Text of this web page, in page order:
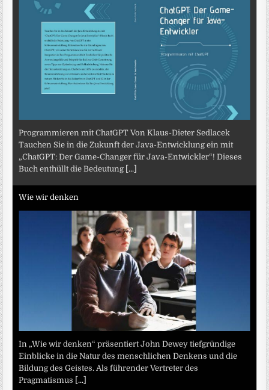
Programmieren mit ChatGPT Von Klaus-Dieter Sedlacek
Tauchen Sie in die Zukunft der Java-Entwicklung ein mit
„ChatGPT: Der Game-Changer für Java-Entwickler“! Dieses
Buch enthüllt die Bedeutung [...]
Wie wir denken
In „Wie wir denken“ präsentiert John Dewey tiefgründige
Einblicke in die Natur des menschlichen Denkens und die
Bildung des Geistes. Als führender Vertreter des
Pragmatismus [...]